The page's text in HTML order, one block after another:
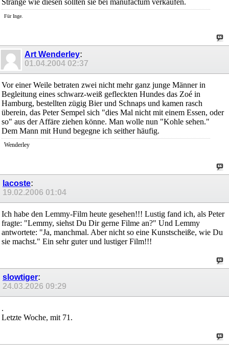
Für Inge.
Art Wenderley:
01.04.2004 02:37
Vor einer Weile betraten zwei nicht mehr ganz junge Männer in
Begleitung eines schwarz-weiß gefleckten Hundes das Zoé in
Hamburg, bestellten zügig Bier und Schnaps und kamen rasch
überein, das Peter Sempel sich "dies Mal nicht mit einem Essen, oder
so" aus der Affäre ziehen könne. Man wolle nun "Kohle sehen."
Dem Mann mit Hund begegne ich seither häufig.
Wenderley
lacoste:
19.02.2006 01:04
Ich habe den Lemmy-Film heute gesehen!!! Lustig fand ich, als Peter
fragte: "Lemmy, siehst Du Dir gerne Filme an?" Und Lemmy
antwortete: "Ja, manchmal. Aber nicht so eine Kunstscheiße, wie Du
sie machst." Ein sehr guter und lustiger Film!!!
slowtiger:
24.03.2026 09:29
.
Letzte Woche, mit 71.